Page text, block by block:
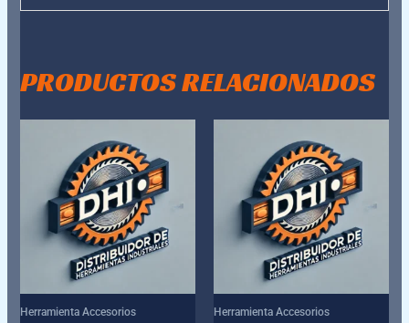
PRODUCTOS RELACIONADOS
Herramienta Accesorios Herramienta Accesorios